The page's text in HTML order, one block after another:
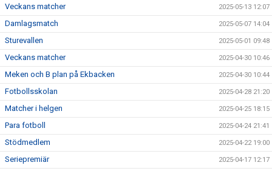
Veckans matcher 2025-05-13 12:07
Damlagsmatch 2025-05-07 14:04
Sturevallen 2025-05-01 09:48
Veckans matcher 2025-04-30 10:46
Meken och B plan på Ekbacken 2025-04-30 10:44
Fotbollsskolan 2025-04-28 21:20
Matcher i helgen 2025-04-25 18:15
Para fotboll 2025-04-24 21:41
Stödmedlem 2025-04-22 19:00
Seriepremiär 2025-04-17 12:17